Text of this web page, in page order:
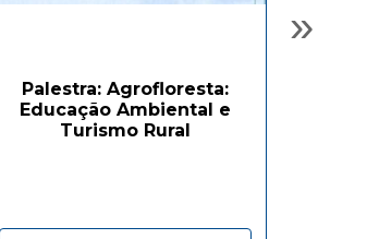
Palestra: Agrofloresta:
Educação Ambiental e
Turismo Rural
»